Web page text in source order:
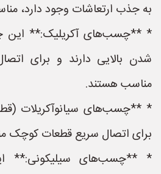
به جذب ارتعاشات وجود دارد،
* **چسب‌های آکریلیک:**
شدن بالایی دارند و برای
مناسب هستند.
* **چسب‌های سیانوآکریلات
برای اتصال سریع قطعات کوچک
* **چسب‌های سیلیکونی:**